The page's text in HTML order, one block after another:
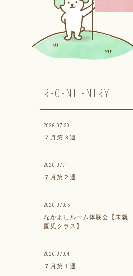
RECENT ENTRY
2026.07.20
７月第３週
2026.07.11
７月第２週
2026.07.05
なかよしルーム体験会【未就
園児クラス】
2026.07.04
７月第１週